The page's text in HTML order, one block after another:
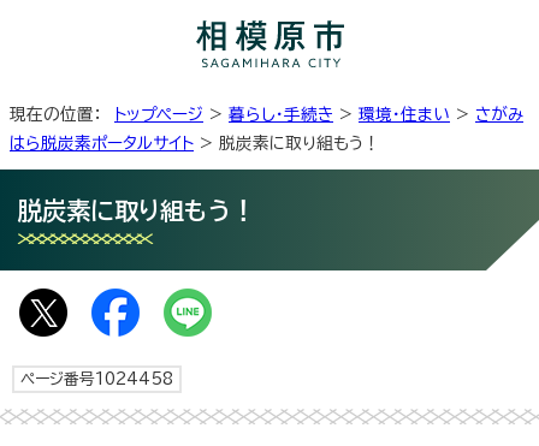
現在の位置： トップページ > 暮らし・手続き > 環境・住まい > さがみ
はら脱炭素ポータルサイト > 脱炭素に取り組もう！
脱炭素に取り組もう！
ページ番号1024458